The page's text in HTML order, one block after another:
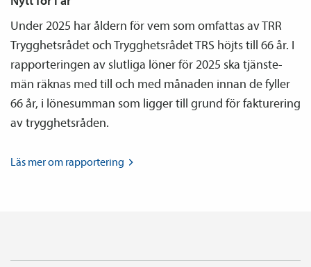
Under 2025 har åldern för vem som omfattas av TRR
Trygghetsrådet och Trygghetsrådet TRS höjts till 66 år. I
rapporteringen av slutliga löner för 2025 ska tjänste­
män räknas med till och med månaden innan de fyller
66 år, i lönesumman som ligger till grund för fakturering
av trygghetsråden.
Läs mer om rapportering